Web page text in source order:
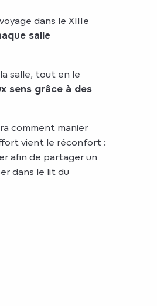
dans le XIIIe
salle
salle, tout en le
sens grâce à des
comment manier
vient le réconfort :
afin de partager un
dans le lit du